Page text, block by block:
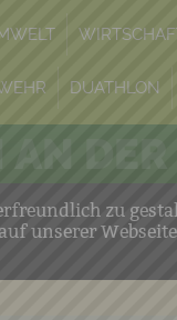
DUATHLON
DER
zu
unserer